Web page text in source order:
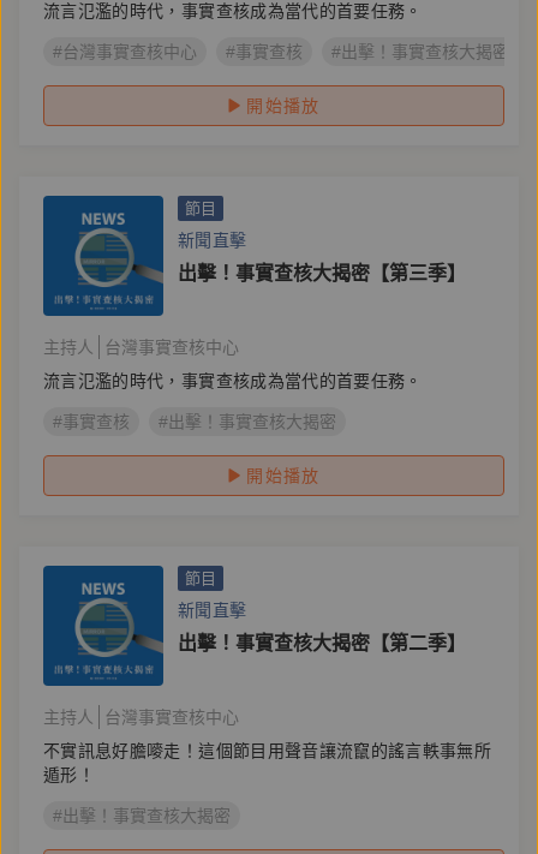
流言氾濫的時代，事實查核成為當代的首要任務。
#台灣事實查核中心 #事實查核 #出擊！事實查核大揭密
開始播放
節目
新聞直擊
出擊！事實查核大揭密【第三季】
主持人
台灣事實查核中心
流言氾濫的時代，事實查核成為當代的首要任務。
#事實查核 #出擊！事實查核大揭密
開始播放
節目
新聞直擊
出擊！事實查核大揭密【第二季】
主持人
台灣事實查核中心
不實訊息好膽嘜走！這個節目用聲音讓流竄的謠言軼事無所
遁形！
#出擊！事實查核大揭密